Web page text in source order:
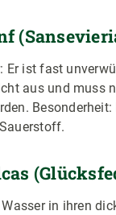
Er ist fast
aus und muss
in ihren